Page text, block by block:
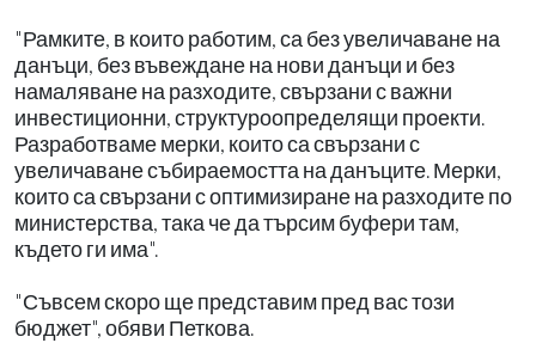
"Рамките, в които работим, са без увеличаване на
данъци, без въвеждане на нови данъци и без
намаляване на разходите, свързани с важни
инвестиционни, структуроопределящи проекти.
Разработваме мерки, които са свързани с
увеличаване събираемостта на данъците. Мерки,
които са свързани с оптимизиране на разходите по
министерства, така че да търсим буфери там,
където ги има".
"Съвсем скоро ще представим пред вас този
бюджет", обяви Петкова.